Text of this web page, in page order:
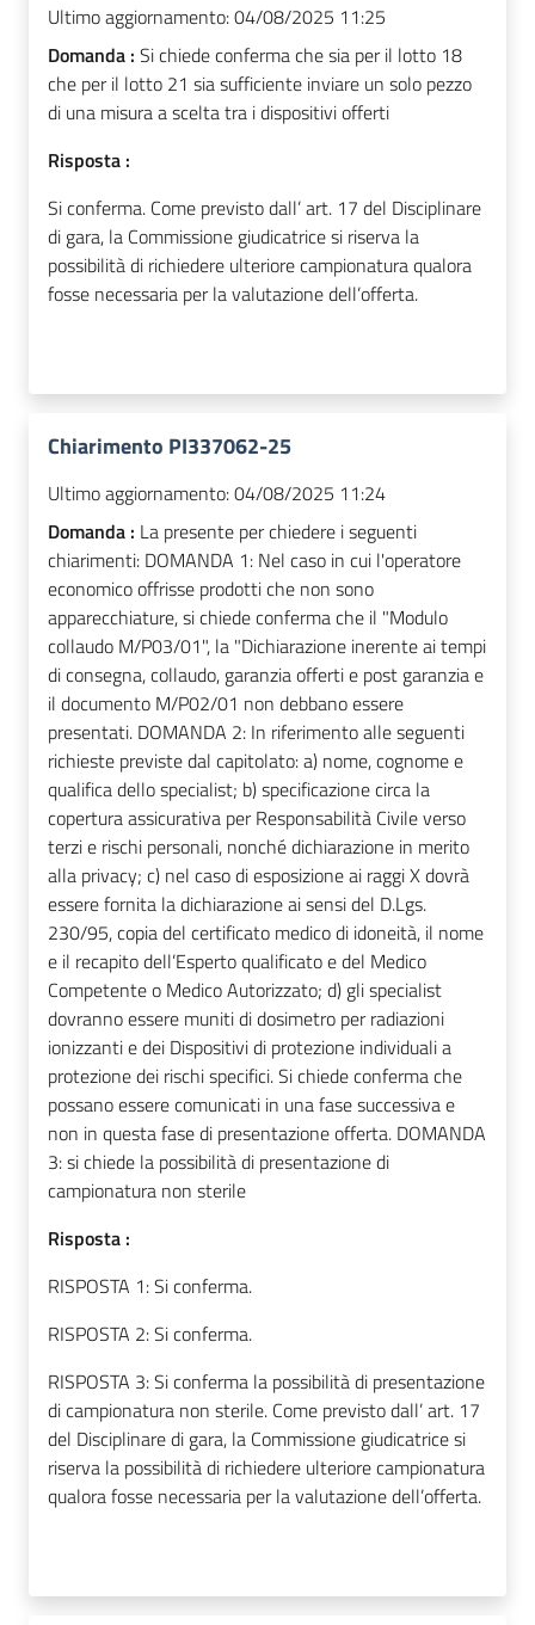
Ultimo aggiornamento:04/08/2025 11:25
Domanda : Si chiede conferma che sia per il lotto 18
che per il lotto 21 sia sufficiente inviare un solo pezzo
di una misura a scelta tra i dispositivi offerti
Risposta :
Si conferma. Come previsto dall’ art. 17 del Disciplinare
di gara, la Commissione giudicatrice si riserva la
possibilità di richiedere ulteriore campionatura qualora
fosse necessaria per la valutazione dell’offerta.
Chiarimento PI337062-25
Ultimo aggiornamento:04/08/2025 11:24
Domanda : La presente per chiedere i seguenti
chiarimenti: DOMANDA 1: Nel caso in cui l'operatore
economico offrisse prodotti che non sono
apparecchiature, si chiede conferma che il "Modulo
collaudo M/P03/01", la "Dichiarazione inerente ai tempi
di consegna, collaudo, garanzia offerti e post garanzia e
il documento M/P02/01 non debbano essere
presentati. DOMANDA 2: In riferimento alle seguenti
richieste previste dal capitolato: a) nome, cognome e
qualifica dello specialist; b) specificazione circa la
copertura assicurativa per Responsabilità Civile verso
terzi e rischi personali, nonché dichiarazione in merito
alla privacy; c) nel caso di esposizione ai raggi X dovrà
essere fornita la dichiarazione ai sensi del D.Lgs.
230/95, copia del certificato medico di idoneità, il nome
e il recapito dell’Esperto qualificato e del Medico
Competente o Medico Autorizzato; d) gli specialist
dovranno essere muniti di dosimetro per radiazioni
ionizzanti e dei Dispositivi di protezione individuali a
protezione dei rischi specifici. Si chiede conferma che
possano essere comunicati in una fase successiva e
non in questa fase di presentazione offerta. DOMANDA
3: si chiede la possibilità di presentazione di
campionatura non sterile
Risposta :
RISPOSTA 1: Si conferma.
RISPOSTA 2: Si conferma.
RISPOSTA 3: Si conferma la possibilità di presentazione
di campionatura non sterile. Come previsto dall’ art. 17
del Disciplinare di gara, la Commissione giudicatrice si
riserva la possibilità di richiedere ulteriore campionatura
qualora fosse necessaria per la valutazione dell’offerta.